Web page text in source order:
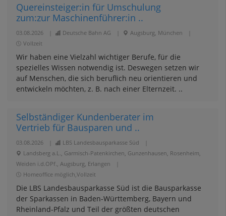
Quereinsteiger:in für Umschulung
zum:zur Maschinenführer:in ..
03.08.2026 Deutsche Bahn AG Augsburg, München
Vollzeit
Wir haben eine Vielzahl wichtiger Berufe, für die
spezielles Wissen notwendig ist. Deswegen setzen wir
auf Menschen, die sich beruflich neu orientieren und
entwickeln möchten, z. B. nach einer Elternzeit. ..
Selbständiger Kundenberater im
Vertrieb für Bausparen und ..
03.08.2026 LBS Landesbausparkasse Süd
Landsberg a.L., Garmisch-Patenkirchen, Gunzenhausen, Rosenheim,
Weiden i.d.OPf., Augsburg, Erlangen
Homeoffice möglich,Vollzeit
Die LBS Landesbausparkasse Süd ist die Bausparkasse
der Sparkassen in Baden-Württemberg, Bayern und
Rheinland-Pfalz und Teil der größten deutschen